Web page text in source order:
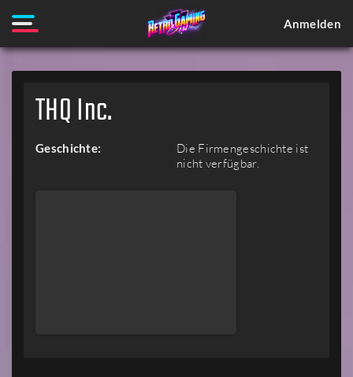
Anmelden
THQ Inc.
Geschichte:
Die Firmengeschichte ist
nicht verfügbar.